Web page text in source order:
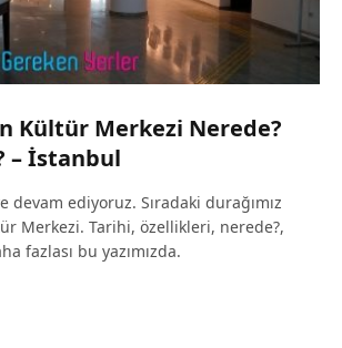
Kültür Merkezi Nerede?
– İstanbul
devam ediyoruz. Sıradaki durağımız
Merkezi. Tarihi, özellikleri, nerede?,
fazlası bu yazımızda.